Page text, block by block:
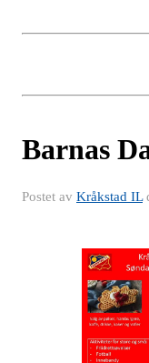
Barnas
Postet av Kråkstad IL